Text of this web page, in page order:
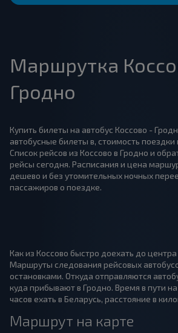
Маршрутка
Гродно
Купить билеты на автобус Коссово -
автобусные билеты в, стоимость поездки
Список рейсов из Коссово в Гродно и
рейсы сегодня. Расписания и цена
дешево и без утомительных ночных
пассажиров о поездке.
Как из Коссово быстро доехать до
Маршруты следования рейсовых
остановками. Откуда отправляются
куда прибывают в Гродно. Время в пути на
часов ехать в Беларусь, расстояние в
Маршрут на карте